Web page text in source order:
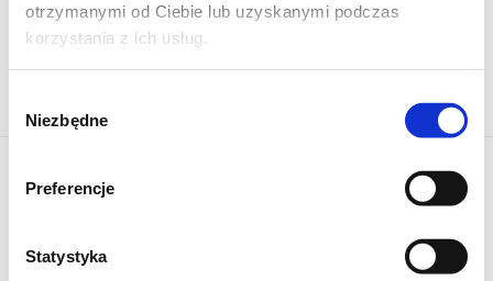
otrzymanymi od Ciebie lub uzyskanymi podczas
korzystania z ich usług.
zgody
Niezbędne
Preferencje
Statystyka
Jak powstaje olej Kujawski z polskiego rzepaku?
Jak powstają oleje tłoczone na zimno Kujawski?
O serwisie Polityka prywatności
Kategorie